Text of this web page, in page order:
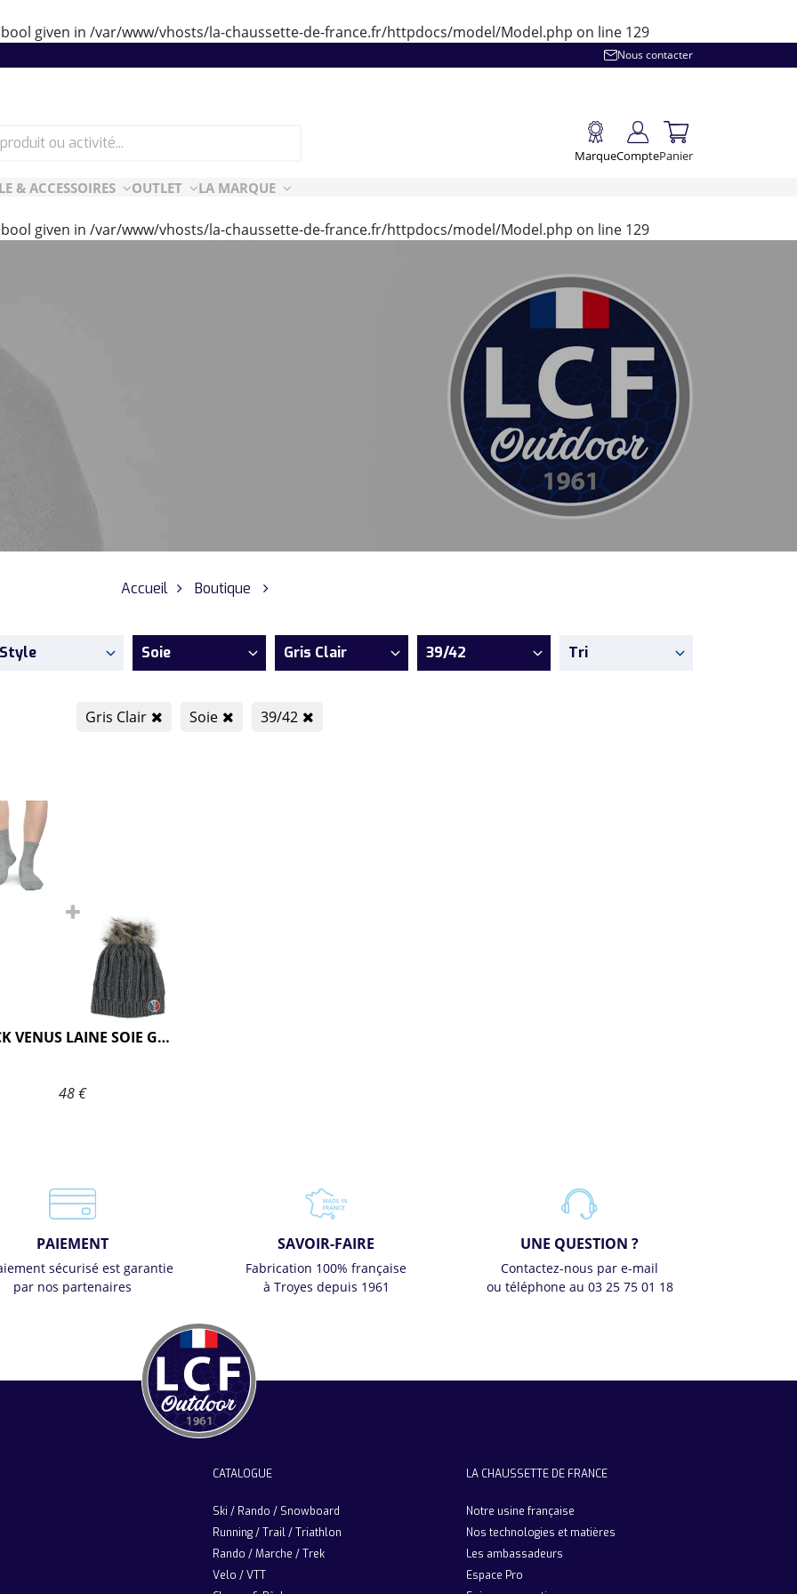
given in /var/www/vhosts/la-chaussette-de-france.fr/httpdocs/model/Model.php on line 129
Nous contacter
MarqueComptePanier
ESSENTIELLES
Style
& ACCESSOIRES OUTLET LA MARQUE
given in /var/www/vhosts/la-chaussette-de-france.fr/httpdocs/model/Model.php on line 129
Accueil Boutique
Style Soie Gris Clair 39/42 Tri
Gris Clair Soie 39/42
PACK VENUS LAINE SOIE GRIS
48 €
PAIEMENT
sécurisé est garantie
par nos partenaires
SAVOIR-FAIRE
Fabrication 100% française
à Troyes depuis 1961
UNE QUESTION ?
Contactez-nous par e-mail
ou téléphone au 03 25 75 01 18
CATALOGUE
Ski / Rando / Snowboard
Running / Trail / Triathlon
Rando / Marche / Trek
Velo / VTT
LA CHAUSSETTE DE FRANCE
Notre usine française
Nos technologies et matières
Les ambassadeurs
Espace Pro